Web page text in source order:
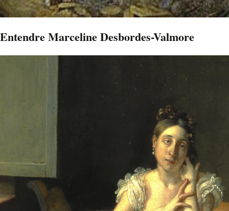
Entendre Marceline Desbordes-Valmore